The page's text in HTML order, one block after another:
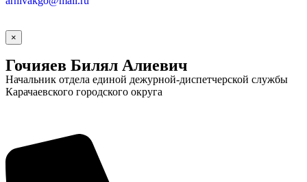
×
Гочияев Билял Алиевич
Начальник отдела единой дежурной-диспетчерской службы
Карачаевского городского округа